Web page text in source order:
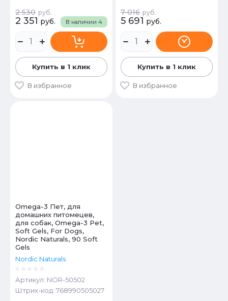
В наличии 4
2 530 руб.
2 351 руб.
Купить в 1 клик
В избранное
7 016 руб.
5 691 руб.
Купить в 1 клик
В избранное
Omega-3 Пет, для
домашних питомецев,
для собак, Omega-3 Pet,
Soft Gels, For Dogs,
Nordic Naturals, 90 Soft
Gels
Nordic Naturals
Артикул: NOR-50502
Штрих-код: 768990505027